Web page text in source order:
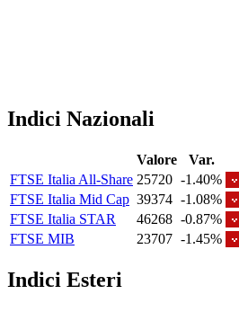
Indici Nazionali
Valore
Var.
FTSE Italia All-Share 25720 -1.40%
FTSE Italia Mid Cap 39374 -1.08%
FTSE Italia STAR
46268 -0.87%
FTSE MIB
23707 -1.45%
Indici Esteri